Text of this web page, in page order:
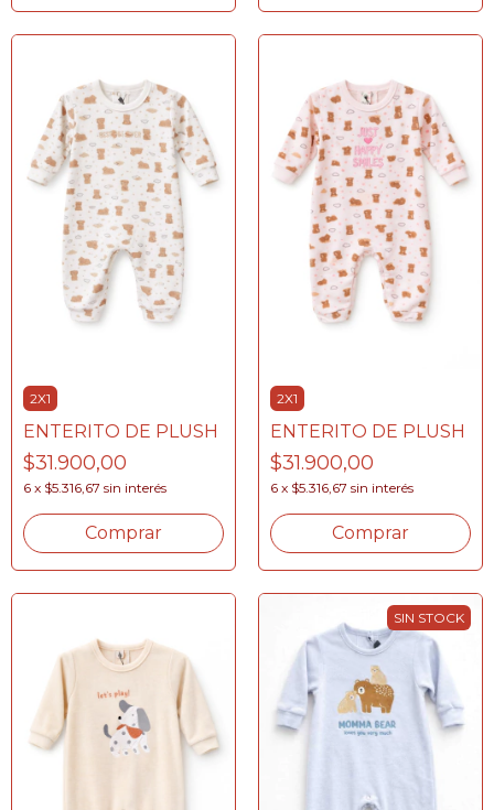
2X1
ENTERITO DE PLUSH
$31.900,00
6 x $5.316,67 sin interés
Comprar
2X1
ENTERITO DE PLUSH
$31.900,00
6 x $5.316,67 sin interés
Comprar
SIN STOCK